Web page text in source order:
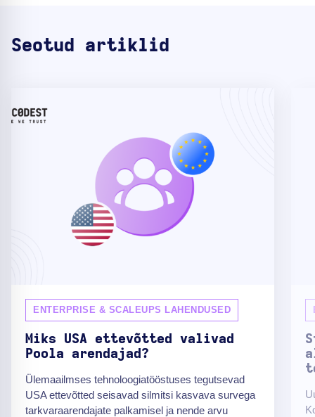
Seotud artiklid
ENTERPRISE & SCALEUPS LAHENDUSED
Miks USA ettevõtted valivad
Poola arendajad?
Ülemaailmses tehnoloogiatööstuses tegutsevad
USA ettevõtted seisavad silmitsi kasvava survega
tarkvaraarendajate palkamisel ja nende arvu